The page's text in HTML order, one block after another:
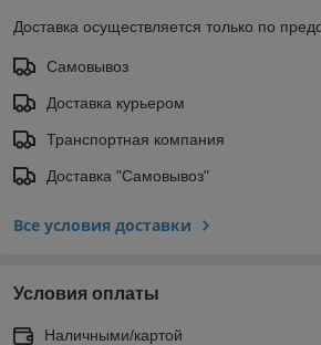
Доставка осуществляется только по
Самовывоз
Доставка курьером
Транспортная компания
Доставка "Самовывоз"
Все условия доставки
Условия оплаты
Наличными/картой